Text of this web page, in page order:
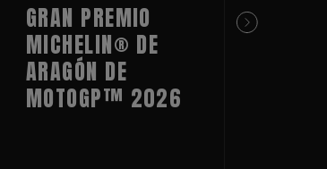
GRAN PREMIO
MICHELIN® DE
ARAGÓN DE
MOTOGP™ 2026